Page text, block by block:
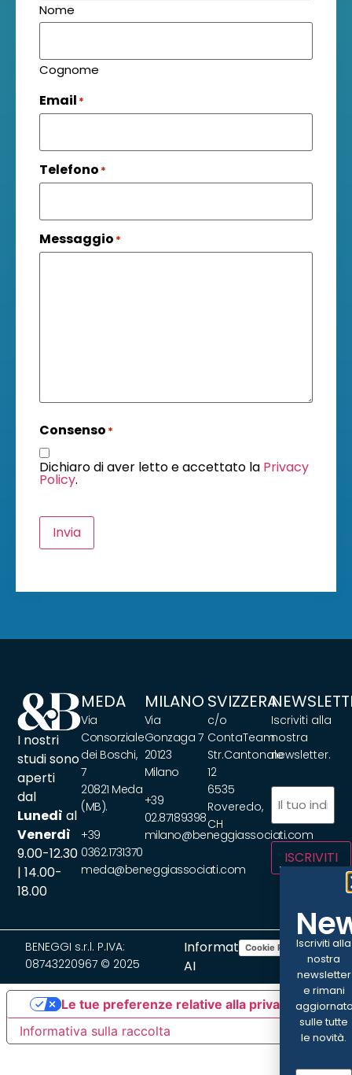
Nome
Cognome
Email *
Telefono *
Messaggio *
Consenso *
Dichiaro di aver letto e accettato la Privacy
Policy.
Invia
I nostri
studi sono
aperti
dal
Lunedì al
Venerdì
9.00-12.30
| 14.00-
18.00
MEDA
Via
Consorziale
dei Boschi,
7
20821 Meda
(MB).
+39
0362.1731370
meda@beneggiassociati.com
MILANO
Via
Gonzaga 7
20123
Milano
+39
02.87189398
milano@beneggiassociati.com
SVIZZERA
c/o
ContaTeam
Str.Cantonale
12
6535
Roveredo,
CH
Iscriviti alla
nostra
newsletter.
Email
ISCRIVITI
BENEGGI s.r.l. P.IVA:
08743220967 © 2025
Informativa
AI
Cookie PolicyPrivacy Policy
Informativa sulla raccolta
Le tue preferenze relative alla privacy
Iscriviti alla
nostra
newsletter
e rimani
sulle tutte
le novità.